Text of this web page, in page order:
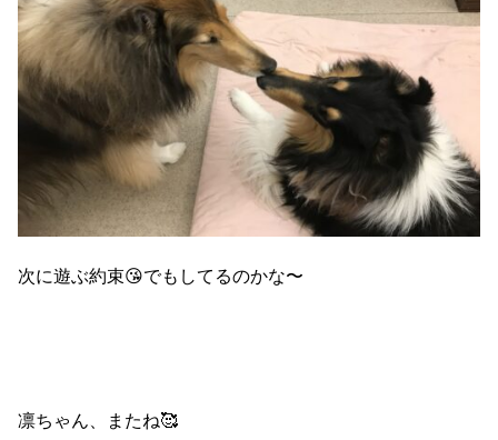
次に遊ぶ約束😘でもしてるのかな〜
凛ちゃん、またね🥰